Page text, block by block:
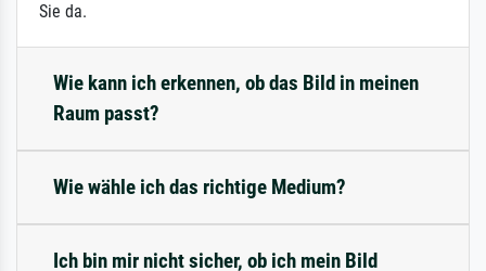
Sie da.
Wie kann ich erkennen, ob das Bild in meinen
Raum passt?
Wie wähle ich das richtige Medium?
Ich bin mir nicht sicher, ob ich mein Bild